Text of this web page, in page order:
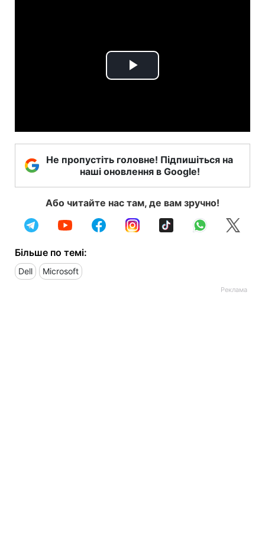
Play
Не пропустіть головне! Підпишіться на
наші оновлення в Google!
Або читайте нас там, де вам зручно!
Більше по темі:
Dell Microsoft